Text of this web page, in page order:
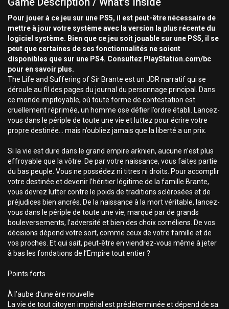
Pour jouer à ce jeu sur une PS5, il est peut-être nécessaire de
mettre à jour votre système avec la version la plus récente du
logiciel système. Bien que ce jeu soit jouable sur une PS5, il se
peut que certaines de ses fonctionnalités ne soient
disponibles que sur une PS4. Consultez PlayStation.com/bc
pour en savoir plus.
The Life and Suffering of Sir Brante est un JDR narratif qui se
déroule au fil des pages du journal du personnage principal. Dans
ce monde impitoyable, où toute forme de contestation est
cruellement réprimée, un homme ose défier l’ordre établi. Lancez-
vous dans le périple de toute une vie et luttez pour écrire votre
propre destinée... mais n’oubliez jamais que la liberté a un prix.
Si la vie est dure dans le grand empire arknien, aucune n’est plus
effroyable que la vôtre. De par votre naissance, vous faites partie
du bas peuple. Vous ne possédez ni titres ni droits. Pour accomplir
votre destinée et devenir l’héritier légitime de la famille Brante,
vous devrez lutter contre le poids de traditions sclérosées et de
préjudices bien ancrés. De la naissance à la mort véritable, lancez-
vous dans le périple de toute une vie, marqué par de grands
bouleversements, l’adversité et bien des choix cornéliens. De vos
décisions dépend votre sort, comme ceux de votre famille et de
vos proches. Et qui sait, peut-être en viendrez-vous même à jeter
à bas les fondations de l’Empire tout entier ?
Points forts
À l’aube d’une ère nouvelle
La vie de tout citoyen impérial est prédéterminée et dépend de sa